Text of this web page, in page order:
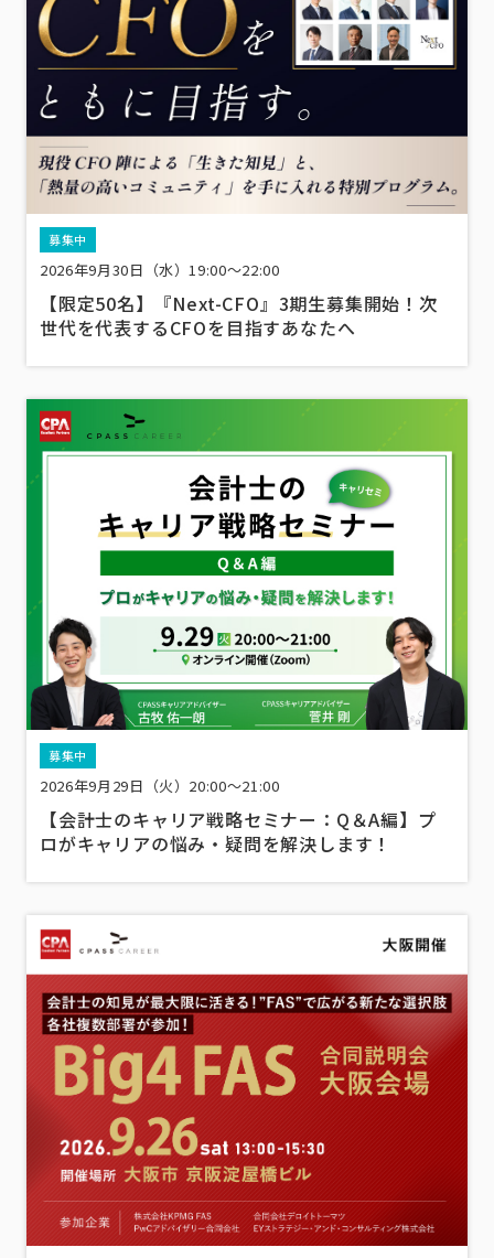
募集中
2026年9月30日（水）19:00～22:00
【限定50名】『Next-CFO』3期生募集開始！次
世代を代表するCFOを目指すあなたへ
募集中
2026年9月29日（火）20:00～21:00
【会計士のキャリア戦略セミナー：Q＆A編】プ
ロがキャリアの悩み・疑問を解決します！